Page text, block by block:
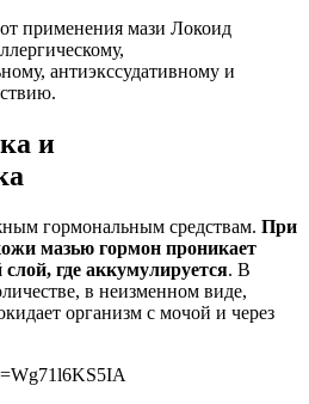
применения мази Локоид
антиэкссудативному и
и
гормональным средствам. При
мазью гормон проникает
где аккумулируется. В
в неизменном виде,
организм с мочой и через